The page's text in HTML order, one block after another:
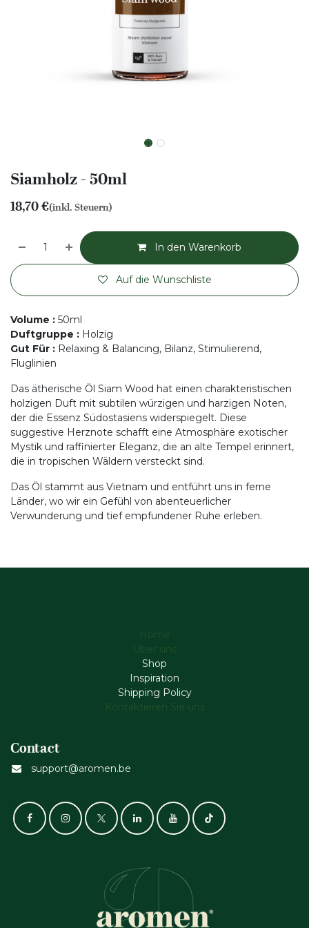
Siamholz - 50ml
18,70€(inkl. Steuern)
In den Warenkorb
Auf die Wunschliste
Volume : 50ml
Duftgruppe : Holzig
Gut Für : Relaxing & Balancing, Bilanz, Stimulierend,
Fluglinien
Das ätherische Öl Siam Wood hat einen charakteristischen
holzigen Duft mit subtilen würzigen und harzigen Noten,
der die Essenz Südostasiens widerspiegelt. Diese
suggestive Herznote schafft eine Atmosphäre exotischer
Mystik und raffinierter Eleganz, die an alte Tempel erinnert,
die in tropischen Wäldern versteckt sind.
Das Öl stammt aus Vietnam und entführt uns in ferne
Länder, wo wir ein Gefühl von abenteuerlicher
Verwunderung und tief empfundener Ruhe erleben.
Home
Über uns
Shop
Inspiration
Shipping Policy
Kontaktieren Sie uns
Contact
support@aromen.be